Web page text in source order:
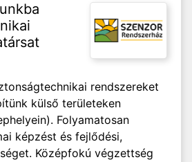
rendszereket
külső területeken
Folyamatosan
képzést és fejlődési,
Középfokú végzettség